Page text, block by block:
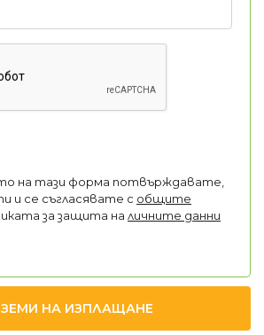
на тази форма потвърждавате,
и се съгласявате с общите
за защита на личните данни
НА ИЗПЛАЩАНЕ